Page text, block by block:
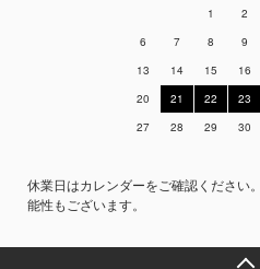
1
2
6
7 8 9
13
14 15 16
20
21 22 23
27
28 29 30
休業日はカレンダーをご確認ください
能性もございます。